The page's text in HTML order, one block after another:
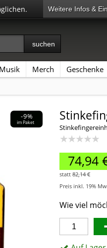
Musik Merch Geschenke
-9%
im Paket
★★★★★
74,94
statt 82,14 €
Preis inkl. 19%
Wie viel
Weitere Infos &